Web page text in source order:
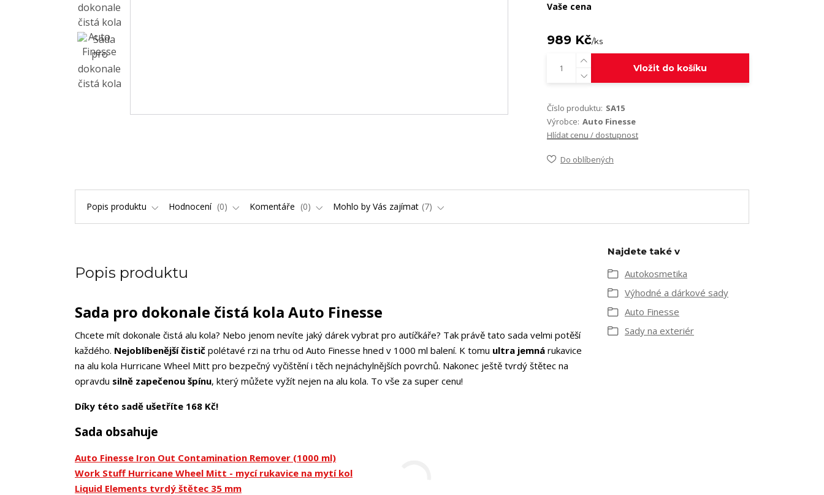
Vaše cena
989 Kč/ks
Vložit do košíku
Číslo produktu: SA15
Výrobce: Auto Finesse
Hlídat cenu / dostupnost
Do oblíbených
Popis produktu Hodnocení 0 Komentáře 0 Mohlo by Vás zajímat 7
Popis produktu
Sada pro dokonale čistá kola Auto Finesse
Chcete mít dokonale čistá alu kola? Nebo jenom nevíte jaký dárek vybrat pro autíčkáře? Tak právě tato sada velmi potěší
každého. Nejoblíbenější čistič polétavé rzi na trhu od Auto Finesse hned v 1000 ml balení. K tomu ultra jemná rukavice
na alu kola Hurricane Wheel Mitt pro bezpečný vyčištění i těch nejnáchylnějších povrchů. Nakonec ještě tvrdý štětec na
opravdu silně zapečenou špínu, který můžete vyžít nejen na alu kola. To vše za super cenu!
Díky této sadě ušetříte 168 Kč!
Sada obsahuje
Auto Finesse Iron Out Contamination Remover (1000 ml)
Work Stuff Hurricane Wheel Mitt - mycí rukavice na mytí kol
Liquid Elements tvrdý štětec 35 mm
Najdete také v
Autokosmetika
Výhodné a dárkové sady
Auto Finesse
Sady na exteriér